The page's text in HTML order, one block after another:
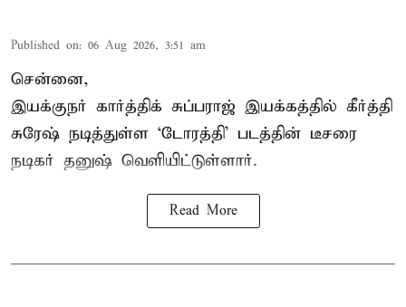
Published on: 06 Aug 2026, 3:51 am
சென்னை,
இயக்குநர் கார்த்திக் சுப்பராஜ் இயக்கத்தில் கீர்த்தி
சுரேஷ் நடித்துள்ள `டோரத்தி' படத்தின் டீசரை
நடிகர் தனுஷ் வெளியிட்டுள்ளார்.
Read More